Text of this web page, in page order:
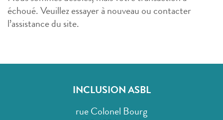
échoué. Veuillez essayer à nouveau ou contacter
l’assistance du site.
INCLUSION ASBL
rue Colonel Bourg